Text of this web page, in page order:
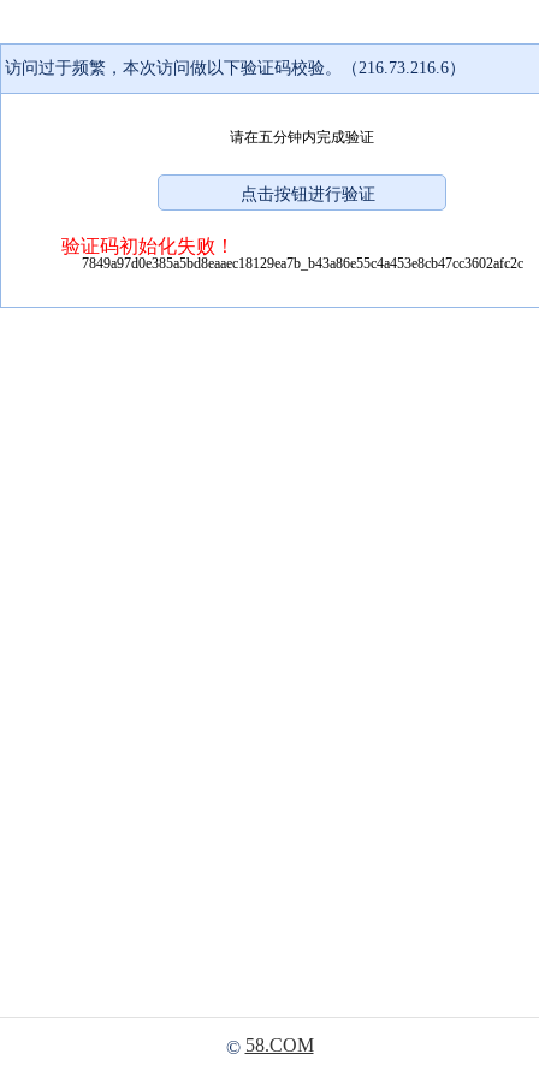
访问过于频繁，本次访问做以下验证码校验。（216.73.216.6）
请在五分钟内完成验证
验证码初始化失败！
7849a97d0e385a5bd8eaaec18129ea7b_b43a86e55c4a453e8cb47cc3602afc2c
© 58.COM